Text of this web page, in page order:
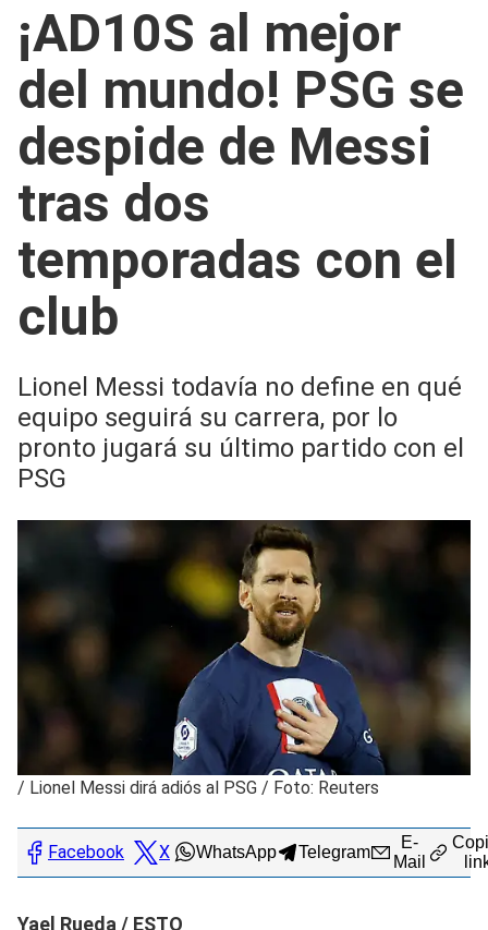
¡AD10S al mejor
del mundo! PSG se
despide de Messi
tras dos
temporadas con el
club
Lionel Messi todavía no define en qué
equipo seguirá su carrera, por lo
pronto jugará su último partido con el
PSG
/ Lionel Messi dirá adiós al PSG / Foto: Reuters
Facebook X WhatsApp Telegram
E-
Mail
Yael Rueda / ESTO